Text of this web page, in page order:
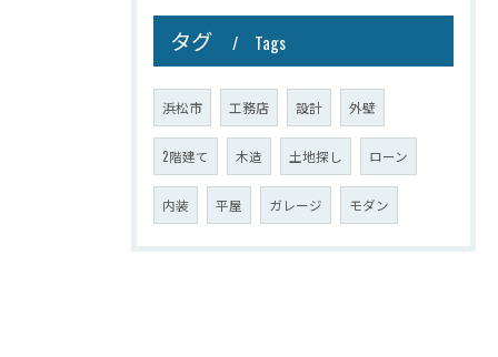
タグ Tags
浜松市 工務店 設計 外壁
2階建て 木造 土地探し ローン
内装 平屋 ガレージ モダン